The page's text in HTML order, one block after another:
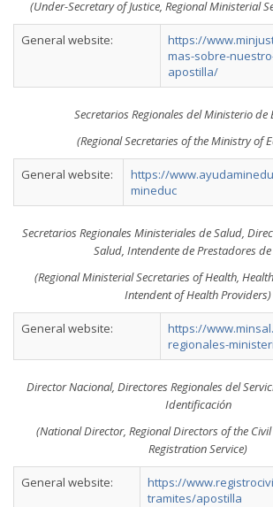
(Under-Secretary of Justice, Regional Ministerial
General website:
https://
mas-sobre-
apostilla/
Secretarios Regionales del Ministerio de
(Regional Secretaries of the Ministry of
General website:
https://
mineduc
Secretarios Regionales Ministeriales de Salud,
Salud, Intendente de Prestadores
(Regional Ministerial Secretaries of Health,
Intendent of Health Providers)
General website:
https://
regionales-
Director Nacional, Directores Regionales del
Identificación
(National Director, Regional Directors of the
Registration Service)
General website:
https://
tramites/apostilla